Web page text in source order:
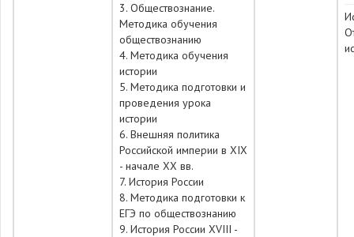
3. Обществознание.
Методика обучения
обществознанию
4. Методика обучения
истории
5. Методика подготовки и
проведения урока
истории
6. Внешняя политика
Российской империи в XIX
- начале XX вв.
7. История России
8. Методика подготовки к
ЕГЭ по обществознанию
9. История России XVIII -